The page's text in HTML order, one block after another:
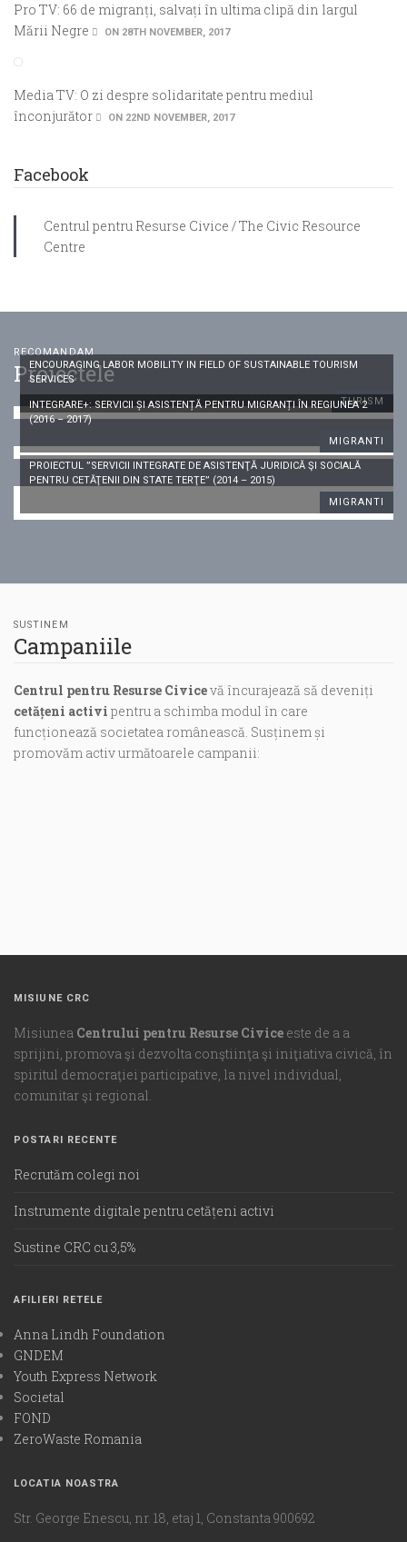
Pro TV: 66 de migranți, salvați în ultima clipă din largul
Mării Negre
ON 28TH NOVEMBER, 2017
Media TV: O zi despre solidaritate pentru mediul
înconjurător
ON 22ND NOVEMBER, 2017
Facebook
Centrul pentru Resurse Civice / The Civic Resource
Centre
RECOMANDAM
Proiectele
ENCOURAGING LABOR MOBILITY IN FIELD OF SUSTAINABLE TOURISM
SERVICES
TURISM
INTEGRARE+: SERVICII ȘI ASISTENȚĂ PENTRU MIGRANȚI ÎN REGIUNEA 2
(2016 – 2017)
MIGRANTI
PROIECTUL ”SERVICII INTEGRATE DE ASISTENŢĂ JURIDICĂ ŞI SOCIALĂ
PENTRU CETĂŢENII DIN STATE TERŢE” (2014 – 2015)
MIGRANTI
SUSTINEM
Campaniile
Centrul pentru Resurse Civicevă încurajează să deveniți
cetățeni activi pentru a schimba modul în care
funcționează societatea românească. Susținem și
promovăm activ următoarele campanii:
MISIUNE CRC
Misiunea Centrului pentru Resurse Civice este de a a
sprijini, promova şi dezvolta conştiinţa şi iniţiativa civică, în
spiritul democraţiei participative, la nivel individual,
comunitar şi regional.
POSTARI RECENTE
Recrutăm colegi noi
Instrumente digitale pentru cetățeni activi
Sustine CRC cu 3,5%
AFILIERI RETELE
Anna Lindh Foundation
GNDEM
Youth Express Network
Societal
FOND
ZeroWaste Romania
LOCATIA NOASTRA
Str. George Enescu, nr. 18, etaj 1, Constanta 900692